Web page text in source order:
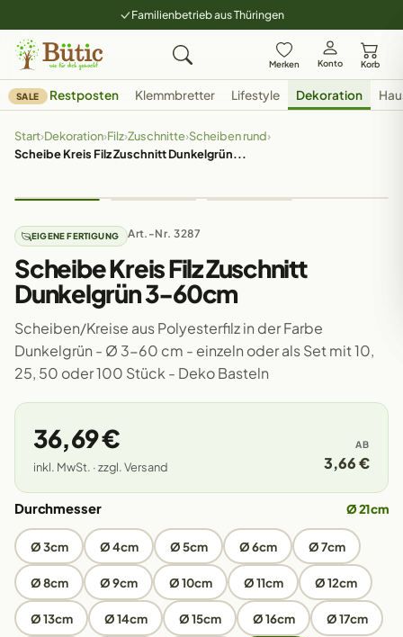
Familienbetrieb aus Thüringen
Merken Konto Korb
SALE Restposten Klemmbretter Lifestyle Dekoration
Start›Dekoration›Filz›Zuschnitte›Scheiben rund›
Scheibe Kreis Filz Zuschnitt Dunkelgrün...
EIGENE FERTIGUNG Art.-Nr. 3287
Scheibe Kreis Filz Zuschnitt
Dunkelgrün 3-60cm
Scheiben/Kreise aus Polyesterfilz in der Farbe
Dunkelgrün - Ø 3-60 cm - einzeln oder als Set mit 10,
25, 50 oder 100 Stück - Deko Basteln
36,69 €
inkl. MwSt. · zzgl. Versand
AB
3,66 €
Durchmesser Ø 21cm
Ø 3cm Ø 4cm Ø 5cm Ø 6cm Ø 7cm
Ø 8cm Ø 9cm Ø 10cm Ø 11cm Ø 12cm
Ø 13cm Ø 14cm Ø 15cm Ø 16cm Ø 17cm